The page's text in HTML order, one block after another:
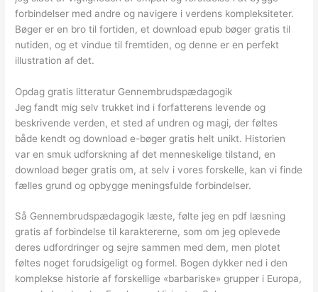
forbindelser med andre og navigere i verdens kompleksiteter.
Bøger er en bro til fortiden, et download epub bøger gratis til
nutiden, og et vindue til fremtiden, og denne er en perfekt
illustration af det.
Opdag gratis litteratur Gennembrudspædagogik
Jeg fandt mig selv trukket ind i forfatterens levende og
beskrivende verden, et sted af undren og magi, der føltes
både kendt og download e-bøger gratis helt unikt. Historien
var en smuk udforskning af det menneskelige tilstand, en
download bøger gratis om, at selv i vores forskelle, kan vi finde
fælles grund og opbygge meningsfulde forbindelser.
Så Gennembrudspædagogik læste, følte jeg en pdf læsning
gratis af forbindelse til karaktererne, som om jeg oplevede
deres udfordringer og sejre sammen med dem, men plotet
føltes noget forudsigeligt og formel. Bogen dykker ned i den
komplekse historie af forskellige «barbariske» grupper i Europa,